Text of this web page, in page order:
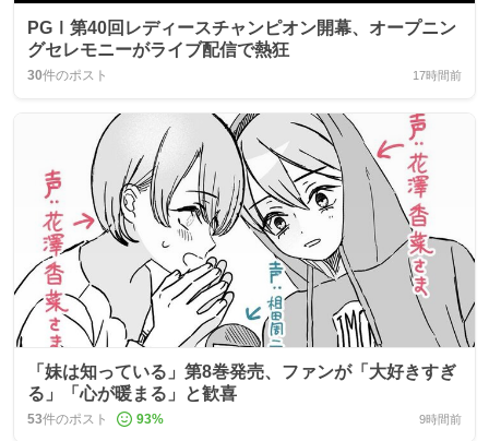
PGⅠ第40回レディースチャンピオン開幕、オープニン
グセレモニーがライブ配信で熱狂
30件のポスト 17時間前
「妹は知っている」第8巻発売、ファンが「大好きすぎ
る」「心が暖まる」と歓喜
53件のポスト 93% 9時間前